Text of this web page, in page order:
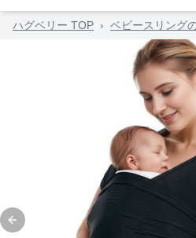
ハグベリー TOP › ベビースリング
Previous slide